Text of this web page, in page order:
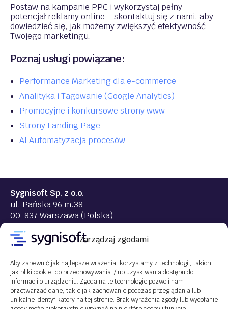
Zarządzaj zgodami
Aby zapewnić jak najlepsze wrażenia, korzystamy z technologii, takich
jak pliki cookie, do przechowywania i/lub uzyskiwania dostępu do
informacji o urządzeniu. Zgoda na te technologie pozwoli nam
przetwarzać dane, takie jak zachowanie podczas przeglądania lub
unikalne identyfikatory na tej stronie. Brak wyrażenia zgody lub wycofanie
Postaw na kampanie PPC i wykorzystaj pełny
potencjał reklamy online – skontaktuj się z nami, aby
dowiedzieć się, jak możemy zwiększyć efektywność
Twojego marketingu.
Poznaj usługi powiązane:
Performance Marketing dla e-commerce
Analityka i Tagowanie (Google Analytics)
Promocyjne i konkursowe strony www
Strony Landing Page
AI Automatyzacja procesów
Sygnisoft Sp. z o.o.
ul. Pańska 96 m.38
00-837 Warszawa (Polska)
REGON: 363921606
New Business
projekt@sygnisoft.com
22 290 87 00
(9:00 – 17:00)